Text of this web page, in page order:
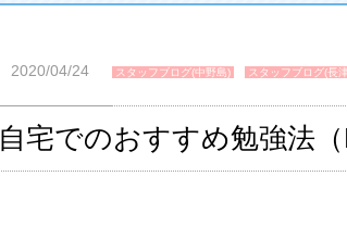
2020/04/24 スタッフブログ(中野島) スタッフブログ(長
自宅でのおすすめ勉強法（